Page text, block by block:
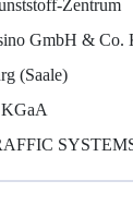
Zentrum
GmbH & Co.
(Saale)